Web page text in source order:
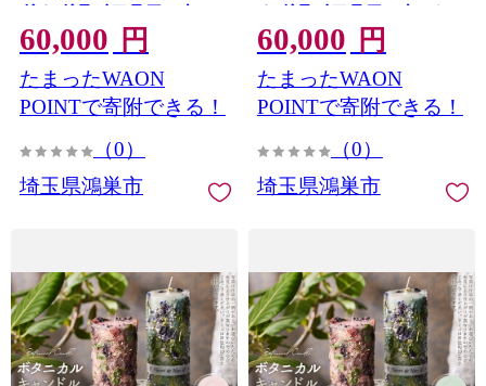
ドル ドライフラワーキャ
ンドル 観賞用キャンドル
フラワーキャンドル イン
テリア 雑貨 ナチュラルイ
ンテリア 北欧インテリア
新築祝い おしゃれ 癒し空
ー 埼玉県 No.638-06
60,000 円
たまったWAON
POINTで寄附できる！
（0）
埼玉県鴻巣市
ル ドライフラワーキャン
ドル 観賞用キャンドル フ
ラワーキャンドル インテ
リア 雑貨 ナチュラルイン
テリア 北欧インテリア ギ
築祝い おしゃれ 癒し空間
埼玉県 No.638-05
60,000 円
たまったWAON
POINTで寄附できる！
（0）
埼玉県鴻巣市